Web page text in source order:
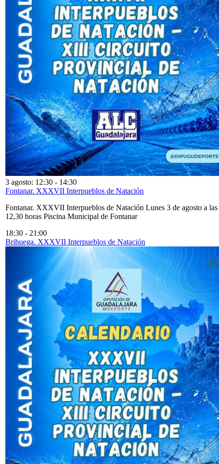
3 agosto: 12:30 - 14:30
Fontanar. XXXVII Interpueblos de Natación
Fontanar. XXXVII Interpueblos de Natación Lunes 3 de agosto a las
12,30 horas Piscina Municipal de Fontanar
18:30 - 21:00
Brihuega. XXXVII Interpueblos de Natación